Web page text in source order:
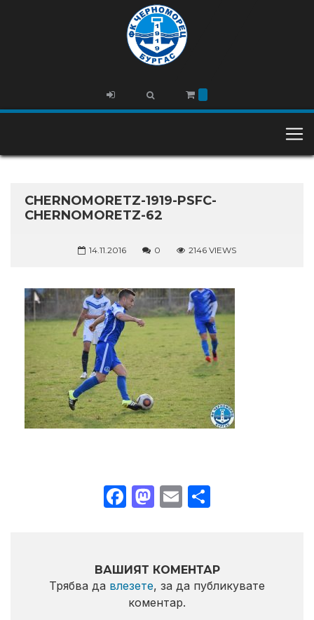
CHERNOMORETZ-1919-PSFC-
CHERNOMORETZ-62
14.11.2016 0 2146 VIEWS
Facebook
Mastodon
Email
ВАШИЯТ КОМЕНТАР
Трябва да влезете, за да публикувате
коментар.